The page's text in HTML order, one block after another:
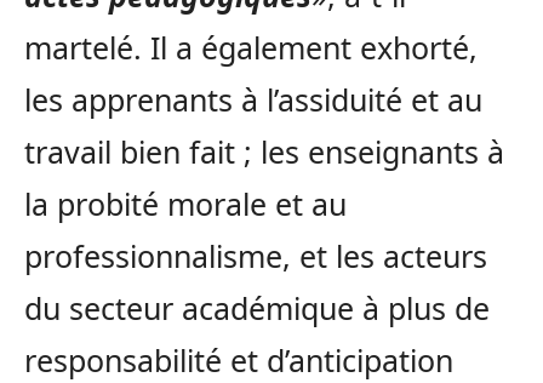
martelé. Il a également exhorté,
les apprenants à l’assiduité et au
travail bien fait ; les enseignants à
la probité morale et au
professionnalisme, et les acteurs
du secteur académique à plus de
responsabilité et d’anticipation